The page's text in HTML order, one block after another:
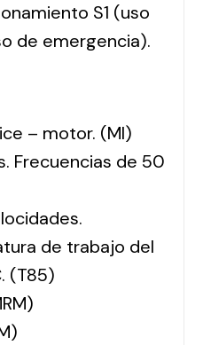
S1 (uso
de emergencia).
– motor. (MI)
Frecuencias de 50
de trabajo del
(T85)